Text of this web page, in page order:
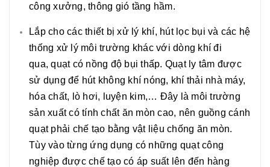
công xưởng, thông gió tầng hầm.
Lắp cho các thiết bị xử lý khí, hút lọc bụi và các hệ
thống xử lý môi trường khác với dòng khí đi
qua, quạt có nồng độ bụi thấp. Quạt ly tâm được
sử dụng để hút không khí nóng, khí thải nhà máy,
hóa chất, lò hơi, luyện kim,… Đây là môi trường
sản xuất có tính chất ăn mòn cao, nên guồng cánh
quạt phải chế tạo bằng vật liệu chống ăn mòn.
Tùy vào từng ứng dụng có những quạt công
nghiệp được chế tạo có áp suất lên đến hàng